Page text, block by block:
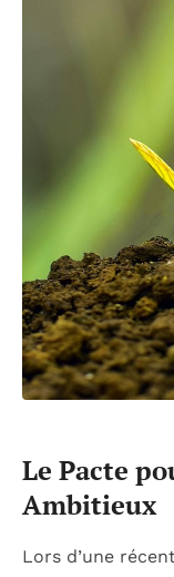
Le Pacte
Ambitieux
Lors d’une